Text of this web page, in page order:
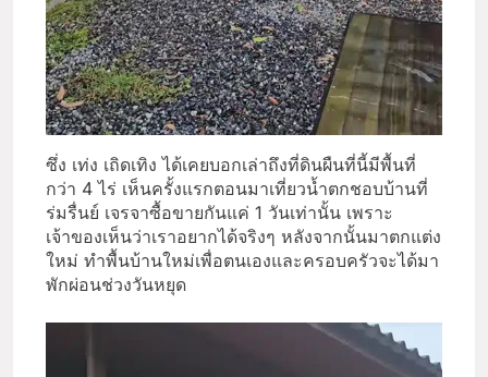
ซึ่ง เท่ง เถิดเทิง ได้เคยบอกเล่าถึงที่ดินผืนที่นี้มีพื้นที่
กว่า 4 ไร่ เห็นครั้งแรกตอนมาเที่ยวน้ำตกชอบบ้านที่
ร่มรื่นย์ เจรจาซื้อขายกันแค่ 1 วันเท่านั้น เพราะ
เจ้าของเห็นว่าเราอยากได้จริงๆ หลังจากนั้นมาตกแต่ง
ใหม่ ทำพื้นบ้านใหม่เพื่อตนเองและครอบครัวจะได้มา
พักผ่อนช่วงวันหยุด